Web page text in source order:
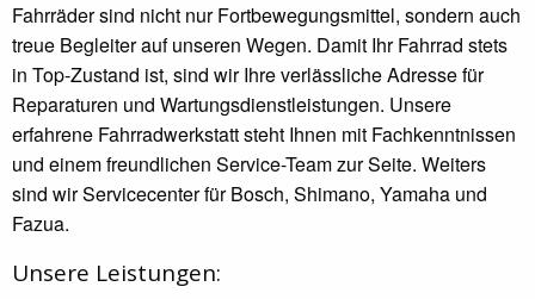
Fahrräder sind nicht nur Fortbewegungsmittel, sondern auch
treue Begleiter auf unseren Wegen. Damit Ihr Fahrrad stets
in Top-Zustand ist, sind wir Ihre verlässliche Adresse für
Reparaturen und Wartungsdienstleistungen. Unsere
erfahrene Fahrradwerkstatt steht Ihnen mit Fachkenntnissen
und einem freundlichen Service-Team zur Seite. Weiters
sind wir Servicecenter für Bosch, Shimano, Yamaha und
Fazua.
Unsere Leistungen: